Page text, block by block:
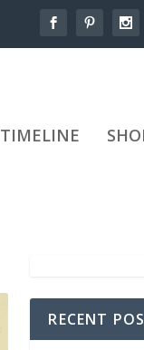
TIMELINE
RECENT